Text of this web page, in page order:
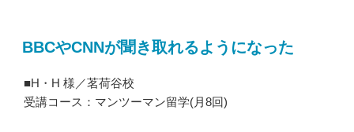
BBCやCNNが聞き取れるようになった
■H・H 様／茗荷谷校
受講コース：マンツーマン留学(月8回)